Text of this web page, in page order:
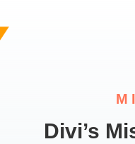
Divi’s